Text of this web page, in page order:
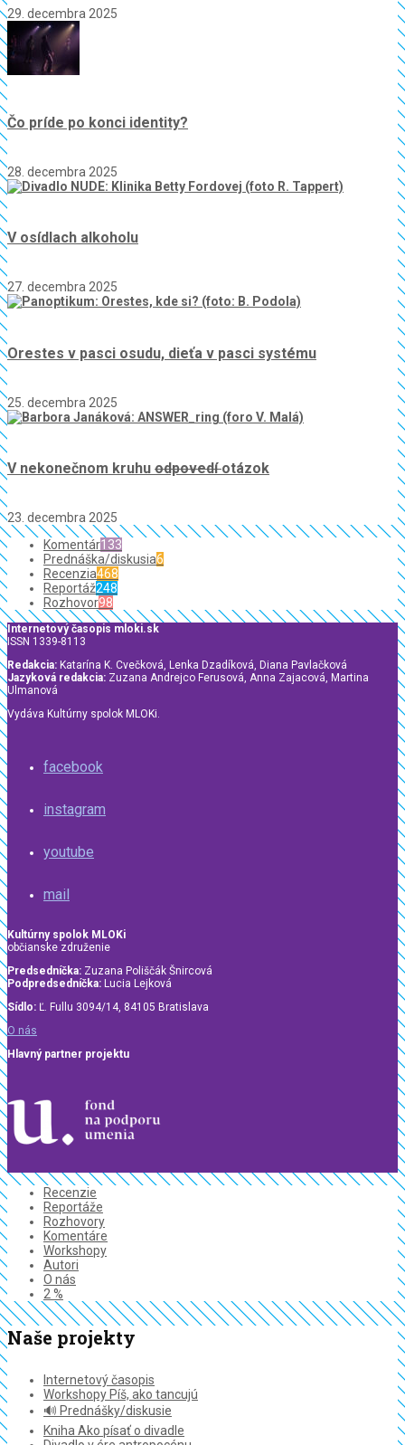
29. decembra 2025
Čo príde po konci identity?
28. decembra 2025
V osídlach alkoholu
27. decembra 2025
Orestes v pasci osudu, dieťa v pasci systému
25. decembra 2025
V nekonečnom kruhu odpovedíotázok
23. decembra 2025
Komentár133
Prednáška/diskusia6
Recenzia468
Reportáž248
Rozhovor98
Internetový časopis mloki.sk
ISSN 1339-8113
Redakcia: Katarína K. Cvečková, Lenka Dzadíková, Diana Pavlačková
Jazyková redakcia: Zuzana Andrejco Ferusová, Anna Zajacová, Martina
Ulmanová
Vydáva Kultúrny spolok MLOKi.
facebook
instagram
youtube
mail
Kultúrny spolok MLOKi
občianske združenie
Predsedníčka: Zuzana Poliščák Šnircová
Podpredsedníčka: Lucia Lejková
Sídlo: Ľ. Fullu 3094/14, 84105 Bratislava
O nás
Hlavný partner projektu
Recenzie
Reportáže
Rozhovory
Komentáre
Workshopy
Autori
O nás
2 %
Naše projekty
Internetový časopis
Workshopy Píš, ako tancujú
🔊 Prednášky/diskusie
Kniha Ako písať o divadle